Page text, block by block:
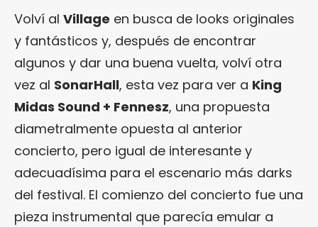
Volví al Village en busca de looks originales
y fantásticos y, después de encontrar
algunos y dar una buena vuelta, volví otra
vez al SonarHall, esta vez para ver a King
Midas Sound + Fennesz, una propuesta
diametralmente opuesta al anterior
concierto, pero igual de interesante y
adecuadísima para el escenario más darks
del festival. El comienzo del concierto fue una
pieza instrumental que parecía emular a